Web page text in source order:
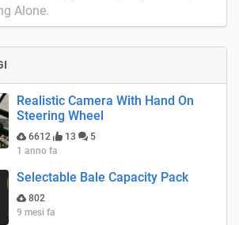
Alone.
Realistic Camera With Hand On
Steering Wheel
6612 13
5
1 anno fa
Selectable Bale Capacity Pack
802
9 mesi fa